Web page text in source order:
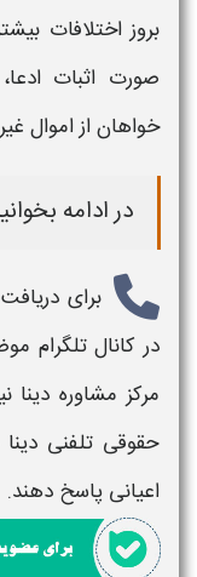
بروز اختلافات
صورت اثبات
خواهان از اموال
در ادامه
برای
در کانال تلگرام
مرکز مشاوره دینا
حقوقی تلفنی
اعیانی پاسخ دهند.